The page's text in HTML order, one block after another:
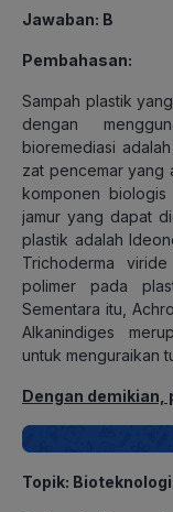
Jawaban: B
Pembahasan:
Sampah plastik
dengan
bioremediasi
zat pencemar yang
komponen
jamur yang dapat
plastik adalah
Trichoderma
polimer pada
Sementara itu,
Alkanindiges
untuk menguraikan
Dengan demikian,
Topik: Bioteknologi